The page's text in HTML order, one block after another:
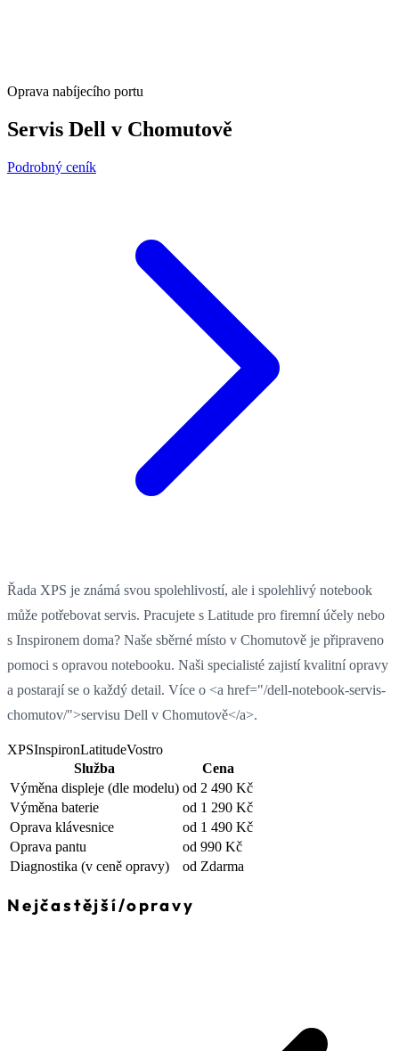
Oprava nabíjecího portu
Servis Dell v Chomutově
Podrobný ceník
Řada XPS je známá svou spolehlivostí, ale i spolehlivý notebook
může potřebovat servis. Pracujete s Latitude pro firemní účely nebo
s Inspironem doma? Naše sběrné místo v Chomutově je připraveno
pomoci s opravou notebooku. Naši specialisté zajistí kvalitní opravy
a postarají se o každý detail. Více o <a href="/dell-notebook-servis-
chomutov/">servisu Dell v Chomutově</a>.
XPSInspironLatitudeVostro
Služba
Cena
Výměna displeje (dle modelu) od 2 490 Kč
Výměna baterie
od 1 290 Kč
Oprava klávesnice
od 1 490 Kč
Oprava pantu
od 990 Kč
Diagnostika (v ceně opravy) od Zdarma
Nejčastější/opravy